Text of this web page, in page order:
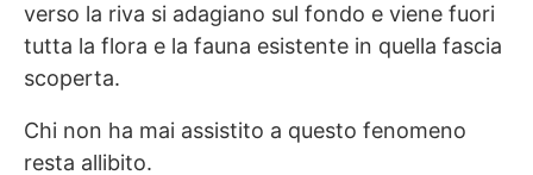
verso la riva si adagiano sul fondo e viene fuori
tutta la flora e la fauna esistente in quella fascia
scoperta.
Chi non ha mai assistito a questo fenomeno
resta allibito.